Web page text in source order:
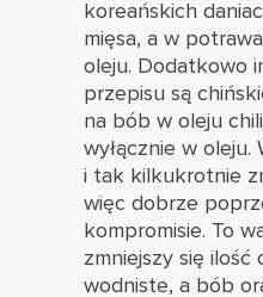
koreańskich
mięsa, a w
oleju. Dodatkowo
przepisu są
na bób w oleju
wyłącznie w
i tak kilkukrotnie
więc dobrze
kompromisie. To
zmniejszy się
wodniste, a bób